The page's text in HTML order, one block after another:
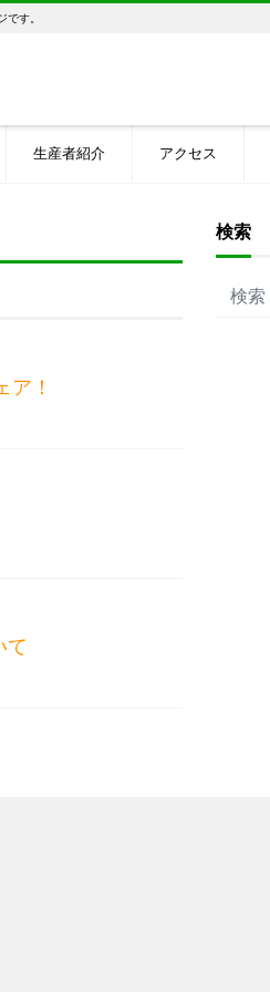
す。
生産者紹介 アクセス
！
て
検索